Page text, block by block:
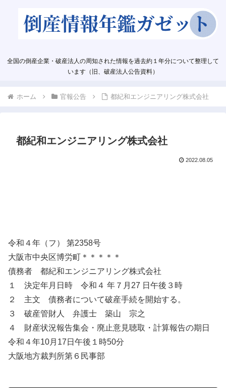
全国の倒産企業・破産法人の周知された情報を過去約１年分について整理して
います（旧、破産法人公告資料）
ホーム 官報公告 都紀和エンジニアリング株式会社
都紀和エンジニアリング株式会社
2022.08.05
令和４年（フ） 第2358号
大阪市中央区博労町＊＊＊＊＊
債務者 都紀和エンジニアリング株式会社
１ 決定年月日時 令和４ 年７月27 日午後３時
２ 主文 債務者について破産手続を開始する。
３ 破産管財人 弁護士 築山 宗之
４ 財産状況報告集会・廃止意見聴取・計算報告の期日
令和４年10月17日午後１時50分
大阪地方裁判所第６民事部